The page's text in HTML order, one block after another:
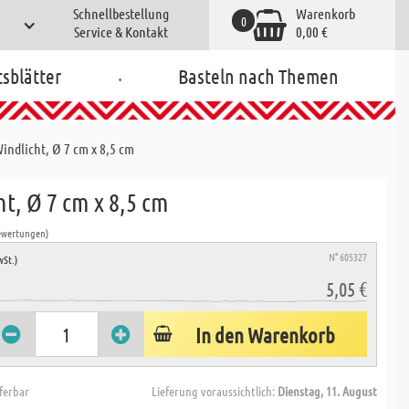
Schnellbestellung
Service & Kontakt
Warenkorb
0,00 €
0
. Basteln nach Themen
Ø 7 cm x 8,5 cm
Ø 7 cm x 8,5 cm
N° 605327
5,05 €
In den Warenkorb
Lieferung voraussichtlich: Dienstag, 11. August